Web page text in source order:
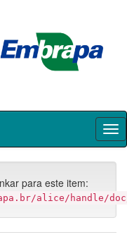
para este item:
alice/handle/